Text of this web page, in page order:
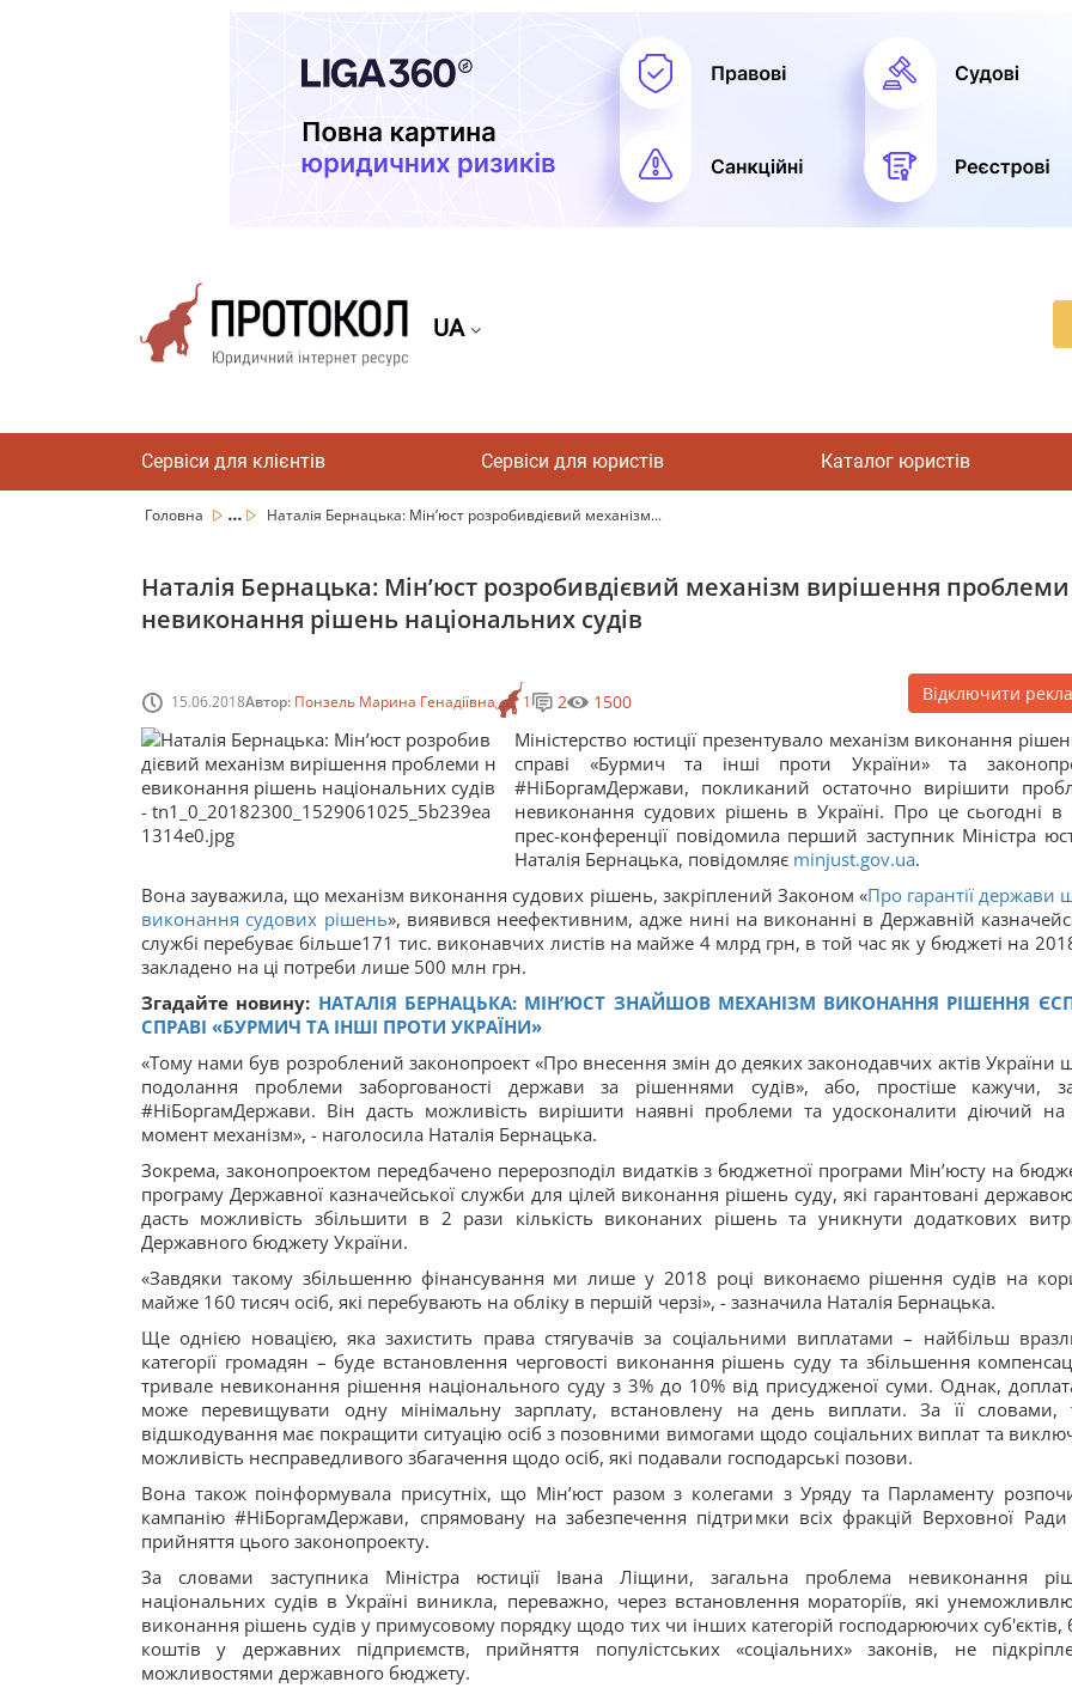
UA
Сервіси для клієнтів Сервіси для юристів Каталог юристів
Головна ... Наталія Бернацька: Мін’юст розробивдієвий механізм...
Наталія Бернацька: Мін’юст розробивдієвий механізм вирішення проблеми
невиконання рішень національних судів
15.06.2018Автор: Понзель Марина Генадіївна 1 2 1500 Відключити
Міністерство юстиції презентувало механізм виконання
справі «Бурмич та інші проти України» та
#НіБоргамДержави, покликаний остаточно вирішити
невиконання судових рішень в Україні. Про це сьогодні в
прес-конференції повідомила перший заступник Міністра
Наталія Бернацька, повідомляє minjust.gov.ua.
Вона зауважила, що механізм виконання судових рішень, закріплений Законом «Про гарантії держави
виконання судових рішень», виявився неефективним, адже нині на виконанні в Державній
службі перебуває більше171 тис. виконавчих листів на майже 4 млрд грн, в той час як у бюджеті на
закладено на ці потреби лише 500 млн грн.
Згадайте новину: НАТАЛІЯ БЕРНАЦЬКА: МІН’ЮСТ ЗНАЙШОВ МЕХАНІЗМ ВИКОНАННЯ РІШЕННЯ
СПРАВІ «БУРМИЧ ТА ІНШІ ПРОТИ УКРАЇНИ»
«Тому нами був розроблений законопроект «Про внесення змін до деяких законодавчих актів України
подолання проблеми заборгованості держави за рішеннями судів», або, простіше кажучи,
#НіБоргамДержави. Він дасть можливість вирішити наявні проблеми та удосконалити діючий
момент механізм», - наголосила Наталія Бернацька.
Зокрема, законопроектом передбачено перерозподіл видатків з бюджетної програми Мін’юсту на
програму Державної казначейської служби для цілей виконання рішень суду, які гарантовані
дасть можливість збільшити в 2 рази кількість виконаних рішень та уникнути додаткових
Державного бюджету України.
«Завдяки такому збільшенню фінансування ми лише у 2018 році виконаємо рішення судів на
майже 160 тисяч осіб, які перебувають на обліку в першій черзі», - зазначила Наталія Бернацька.
Ще однією новацією, яка захистить права стягувачів за соціальними виплатами – найбільш
категорії громадян – буде встановлення черговості виконання рішень суду та збільшення
тривале невиконання рішення національного суду з 3% до 10% від присудженої суми. Однак,
може перевищувати одну мінімальну зарплату, встановлену на день виплати. За її словами,
відшкодування має покращити ситуацію осіб з позовними вимогами щодо соціальних виплат та
можливість несправедливого збагачення щодо осіб, які подавали господарські позови.
Вона також поінформувала присутніх, що Мін’юст разом з колегами з Уряду та Парламенту
кампанію #НіБоргамДержави, спрямовану на забезпечення підтримки всіх фракцій Верховної
прийняття цього законопроекту.
За словами заступника Міністра юстиції Івана Ліщини, загальна проблема невиконання
національних судів в Україні виникла, переважно, через встановлення мораторіїв, які
виконання рішень судів у примусовому порядку щодо тих чи інших категорій господарюючих суб'єктів,
коштів у державних підприємств, прийняття популістських «соціальних» законів, не
можливостями державного бюджету.